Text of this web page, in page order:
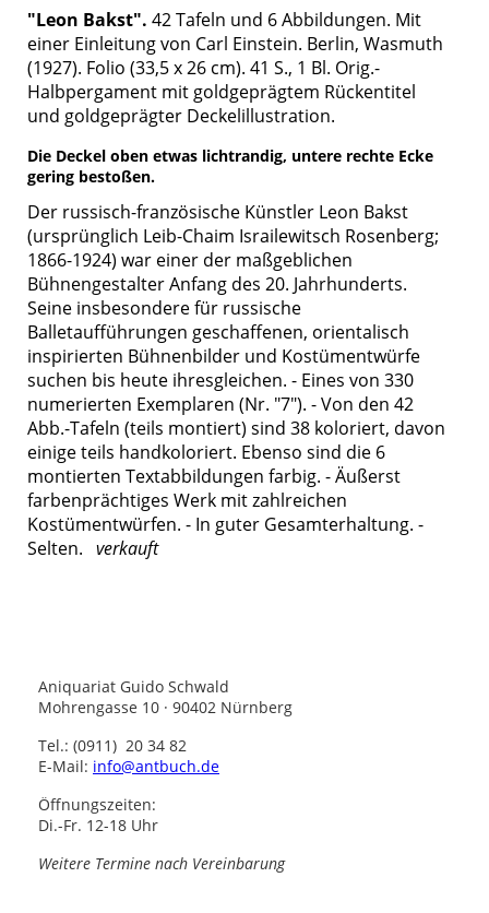
"Leon Bakst". 42 Tafeln und 6 Abbildungen. Mit
einer Einleitung von Carl Einstein. Berlin, Wasmuth
(1927). Folio (33,5 x 26 cm). 41 S., 1 Bl. Orig.-
Halbpergament mit goldgeprägtem Rückentitel
und goldgeprägter Deckelillustration.
Die Deckel oben etwas lichtrandig, untere rechte Ecke
gering bestoßen.
Der russisch-französische Künstler Leon Bakst
(ursprünglich Leib-Chaim Israilewitsch Rosenberg;
1866-1924) war einer der maßgeblichen
Bühnengestalter Anfang des 20. Jahrhunderts.
Seine insbesondere für russische
Balletaufführungen geschaffenen, orientalisch
inspirierten Bühnenbilder und Kostümentwürfe
suchen bis heute ihresgleichen. - Eines von 330
numerierten Exemplaren (Nr. "7"). - Von den 42
Abb.-Tafeln (teils montiert) sind 38 koloriert, davon
einige teils handkoloriert. Ebenso sind die 6
montierten Textabbildungen farbig. - Äußerst
farbenprächtiges Werk mit zahlreichen
Kostümentwürfen. - In guter Gesamterhaltung. -
Selten. verkauft
Aniquariat Guido Schwald
Mohrengasse 10 · 90402 Nürnberg
Tel.: (0911) 20 34 82
E-Mail: info@antbuch.de
Öffnungszeiten:
Di.-Fr. 12-18 Uhr
Weitere Termine nach Vereinbarung